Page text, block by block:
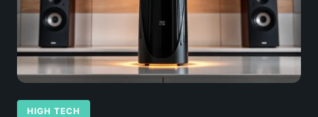
HIGH TECH